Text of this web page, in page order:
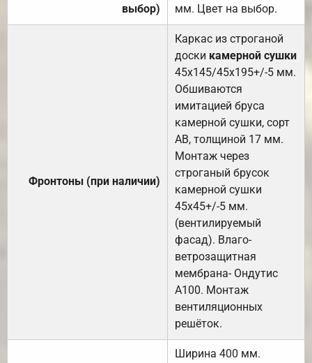
выбор)
мм. Цвет на выбор.
Фронтоны (при наличии)
Каркас из строганой
доски камерной сушки
45х145/45х195+/-5 мм.
Обшиваются
имитацией бруса
камерной сушки, сорт
АВ, толщиной 17 мм.
Монтаж через
строганый брусок
камерной сушки
45х45+/-5 мм.
(вентилируемый
фасад). Влаго-
ветрозащитная
мембрана- Ондутис
А100. Монтаж
вентиляционных
решёток.
Ширина 400 мм.